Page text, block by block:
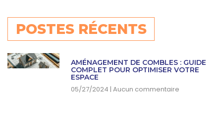
POSTES RÉCENTS
AMÉNAGEMENT DE COMBLES : GUIDE
COMPLET POUR OPTIMISER VOTRE
ESPACE
05/27/2024 Aucun commentaire